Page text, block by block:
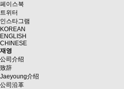
페이스북
트위터
인스타그램
KOREAN
ENGLISH
CHINESE
재영
公司介绍
致辞
Jaeyoung介绍
公司沿革